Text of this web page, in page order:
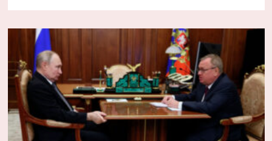
Глава
движения
ставки
ЦБ
на
ближайшем
заседании